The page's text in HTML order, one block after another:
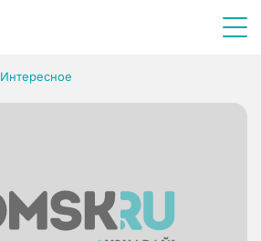
Интересное